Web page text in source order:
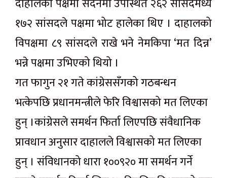
दाहालको पक्षमा सदनमा उपस्थित २६२ सांसदमध्ये
१७२ सांसदले पक्षमा भोट हालेका थिए । दाहालको
विपक्षमा ८९ सांसदले राखे भने नेमकिपा ‘मत दिन्न’
भन्ने पक्षमा उभिएको थियो ।
गत फागुन २१ गते कांग्रेससँगको गठबन्धन
भत्केपछि प्रधानमन्त्रीले फेरि विश्वासको मत लिएका
हुन् ।कांग्रेसले समर्थन फिर्ता लिएपछि संवैधानिक
प्रावधान अनुसार दाहालले विश्वासको मत लिएका
हुन् । संविधानको धारा १००९२० मा समर्थन गर्ने